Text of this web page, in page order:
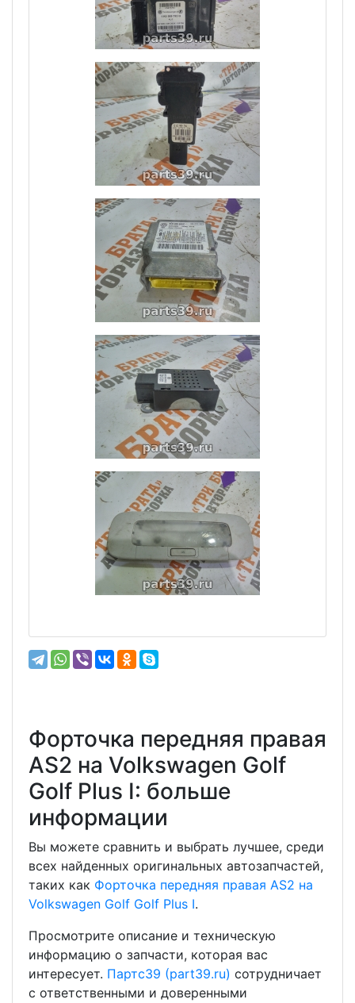
Форточка передняя правая
AS2 на Volkswagen Golf
Golf Plus I: больше
информации
Вы можете сравнить и выбрать лучшее, среди
всех найденных оригинальных автозапчастей,
таких как Форточка передняя правая AS2 на
Volkswagen Golf Golf Plus I.
Просмотрите описание и техническую
информацию о запчасти, которая вас
интересует. Партс39 (part39.ru) сотрудничает
с ответственными и доверенными